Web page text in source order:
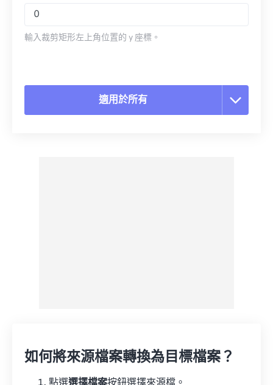
輸入裁剪矩形左上角位置的 y 座標。
適用於所有
如何將來源檔案轉換為目標檔案？